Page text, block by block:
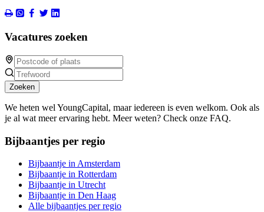
Vacatures zoeken
Zoeken
We heten wel YoungCapital, maar iedereen is even welkom. Ook als
je al wat meer ervaring hebt. Meer weten? Check onze FAQ.
Bijbaantjes per regio
Bijbaantje in Amsterdam
Bijbaantje in Rotterdam
Bijbaantje in Utrecht
Bijbaantje in Den Haag
Alle bijbaantjes per regio